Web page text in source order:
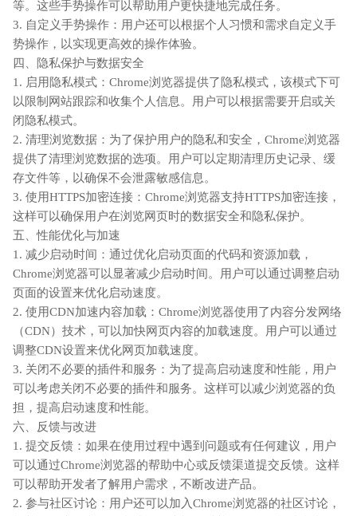
等。这些手势操作可以帮助用户更快捷地完成任务。
3. 自定义手势操作：用户还可以根据个人习惯和需求自定义手
势操作，以实现更高效的操作体验。
四、隐私保护与数据安全
1. 启用隐私模式：Chrome浏览器提供了隐私模式，该模式下可
以限制网站跟踪和收集个人信息。用户可以根据需要开启或关
闭隐私模式。
2. 清理浏览数据：为了保护用户的隐私和安全，Chrome浏览器
提供了清理浏览数据的选项。用户可以定期清理历史记录、缓
存文件等，以确保不会泄露敏感信息。
3. 使用HTTPS加密连接：Chrome浏览器支持HTTPS加密连接，
这样可以确保用户在浏览网页时的数据安全和隐私保护。
五、性能优化与加速
1. 减少启动时间：通过优化启动页面的代码和资源加载，
Chrome浏览器可以显著减少启动时间。用户可以通过调整启动
页面的设置来优化启动速度。
2. 使用CDN加速内容加载：Chrome浏览器使用了内容分发网络
（CDN）技术，可以加快网页内容的加载速度。用户可以通过
调整CDN设置来优化网页加载速度。
3. 关闭不必要的插件和服务：为了提高启动速度和性能，用户
可以考虑关闭不必要的插件和服务。这样可以减少浏览器的负
担，提高启动速度和性能。
六、反馈与改进
1. 提交反馈：如果在使用过程中遇到问题或有任何建议，用户
可以通过Chrome浏览器的帮助中心或反馈渠道提交反馈。这样
可以帮助开发者了解用户需求，不断改进产品。
2. 参与社区讨论：用户还可以加入Chrome浏览器的社区讨论，